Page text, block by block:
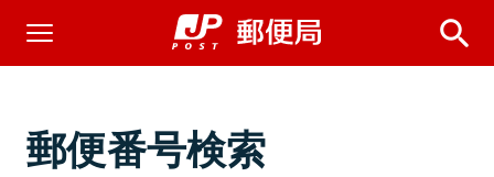
郵便番号検索